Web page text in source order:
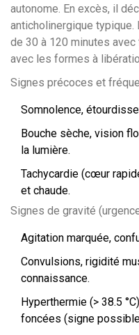
autonome. En excès, il
anticholinergique typique.
de 30 à 120 minutes
avec les formes à
Signes précoces et
Somnolence,
Bouche sèche, vision
la lumière.
Tachycardie (cœur
et chaude.
Signes de gravité
Agitation marquée,
Convulsions, rigidité
connaissance.
Hyperthermie (> 38.5
foncées (signe